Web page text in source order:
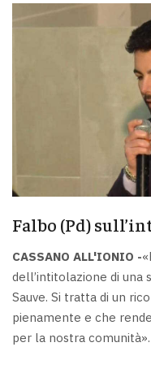
Falbo (Pd)
CASSANO ALL'IONIO -
dell’intitolazione di una
Sauve. Si tratta di un
pienamente e che
per la nostra comunità».